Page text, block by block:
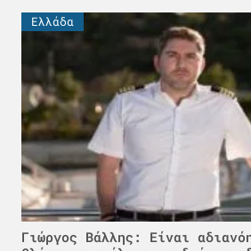
Ελλάδα
Γιώργος Βάλλης: Είναι